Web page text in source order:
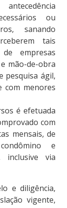
ou
sanando
tais
empresas
mão-de-obra
pesquisa ágil,
com menores
é efetuada
com
mensais, de
e
inclusive via
e diligência,
vigente,